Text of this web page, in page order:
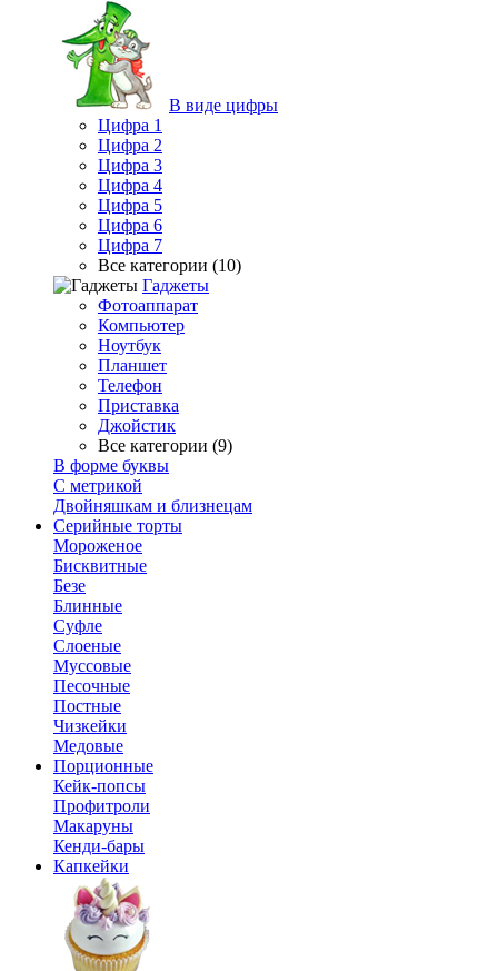
В виде цифры
Цифра 1
Цифра 2
Цифра 3
Цифра 4
Цифра 5
Цифра 6
Цифра 7
Все категории (10)
Гаджеты
Фотоаппарат
Компьютер
Ноутбук
Планшет
Телефон
Приставка
Джойстик
Все категории (9)
В форме буквы
С метрикой
Двойняшкам и близнецам
Серийные торты
Мороженое
Бисквитные
Безе
Блинные
Суфле
Слоеные
Муссовые
Песочные
Постные
Чизкейки
Медовые
Порционные
Кейк-попсы
Профитроли
Макаруны
Кенди-бары
Капкейки